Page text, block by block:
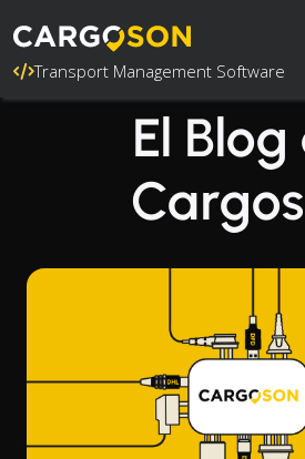
Transport Management Software
El